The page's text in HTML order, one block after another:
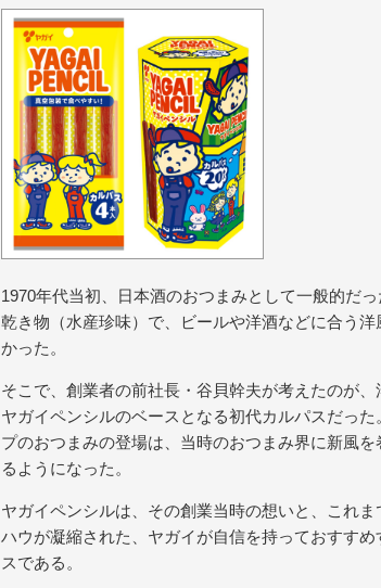
1970年代当初、日本酒のおつまみとして一般的だ
乾き物（水産珍味）で、ビールや洋酒などに合う
かった。
そこで、創業者の前社長・谷貝幹夫が考えたのが、
ヤガイペンシルのベースとなる初代カルパスだっ
プのおつまみの登場は、当時のおつまみ界に新風
るようになった。
ヤガイペンシルは、その創業当時の想いと、これ
ハウが凝縮された、ヤガイが自信を持っておすす
スである。